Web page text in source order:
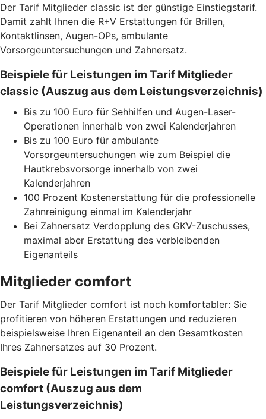
Der Tarif Mitglieder classic ist der günstige Einstiegstarif.
Damit zahlt Ihnen die R+V Erstattungen für Brillen,
Kontaktlinsen, Augen-OPs, ambulante
Vorsorgeuntersuchungen und Zahnersatz.
Beispiele für Leistungen im Tarif Mitglieder
classic (Auszug aus dem Leistungsverzeichnis)
Bis zu 100 Euro für Sehhilfen und Augen-Laser-
Operationen innerhalb von zwei Kalenderjahren
Bis zu 100 Euro für ambulante
Vorsorgeuntersuchungen wie zum Beispiel die
Hautkrebsvorsorge innerhalb von zwei
Kalenderjahren
100 Prozent Kostenerstattung für die professionelle
Zahnreinigung einmal im Kalenderjahr
Bei Zahnersatz Verdopplung des GKV-Zuschusses,
maximal aber Erstattung des verbleibenden
Eigenanteils
Mitglieder comfort
Der Tarif Mitglieder comfort ist noch komfortabler: Sie
profitieren von höheren Erstattungen und reduzieren
beispielsweise Ihren Eigenanteil an den Gesamtkosten
Ihres Zahnersatzes auf 30 Prozent.
Beispiele für Leistungen im Tarif Mitglieder
comfort (Auszug aus dem
Leistungsverzeichnis)